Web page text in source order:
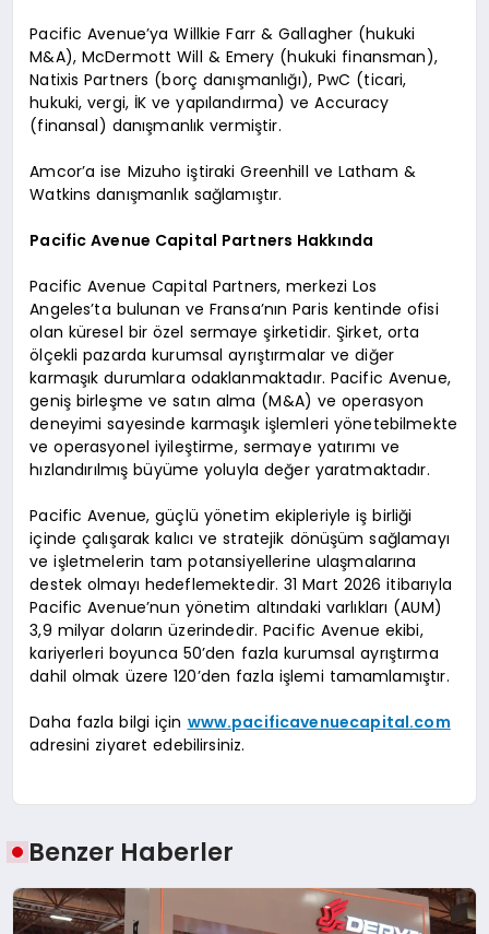
Pacific Avenue’ya Willkie Farr & Gallagher (hukuki
M&A), McDermott Will & Emery (hukuki finansman),
Natixis Partners (borç danışmanlığı), PwC (ticari,
hukuki, vergi, İK ve yapılandırma) ve Accuracy
(finansal) danışmanlık vermiştir.
Amcor’a ise Mizuho iştiraki Greenhill ve Latham &
Watkins danışmanlık sağlamıştır.
Pacific Avenue Capital Partners Hakkında
Pacific Avenue Capital Partners, merkezi Los
Angeles’ta bulunan ve Fransa’nın Paris kentinde ofisi
olan küresel bir özel sermaye şirketidir. Şirket, orta
ölçekli pazarda kurumsal ayrıştırmalar ve diğer
karmaşık durumlara odaklanmaktadır. Pacific Avenue,
geniş birleşme ve satın alma (M&A) ve operasyon
deneyimi sayesinde karmaşık işlemleri yönetebilmekte
ve operasyonel iyileştirme, sermaye yatırımı ve
hızlandırılmış büyüme yoluyla değer yaratmaktadır.
Pacific Avenue, güçlü yönetim ekipleriyle iş birliği
içinde çalışarak kalıcı ve stratejik dönüşüm sağlamayı
ve işletmelerin tam potansiyellerine ulaşmalarına
destek olmayı hedeflemektedir. 31 Mart 2026 itibarıyla
Pacific Avenue’nun yönetim altındaki varlıkları (AUM)
3,9 milyar doların üzerindedir. Pacific Avenue ekibi,
kariyerleri boyunca 50’den fazla kurumsal ayrıştırma
dahil olmak üzere 120’den fazla işlemi tamamlamıştır.
Daha fazla bilgi için www.pacificavenuecapital.com
adresini ziyaret edebilirsiniz.
Benzer Haberler